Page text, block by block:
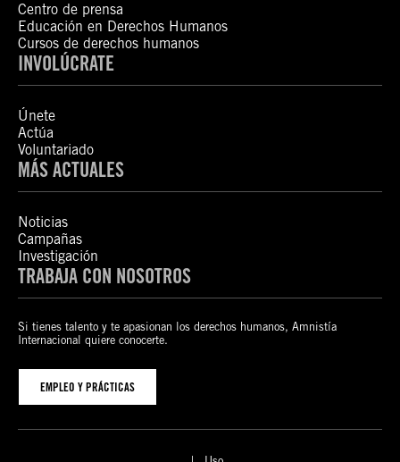
Centro de prensa
Educación en Derechos Humanos
Cursos de derechos humanos
INVOLÚCRATE
Únete
Actúa
Voluntariado
MÁS ACTUALES
Noticias
Campañas
Investigación
TRABAJA CON NOSOTROS
Si tienes talento y te apasionan los derechos humanos, Amnistía
Internacional quiere conocerte.
EMPLEO Y PRÁCTICAS